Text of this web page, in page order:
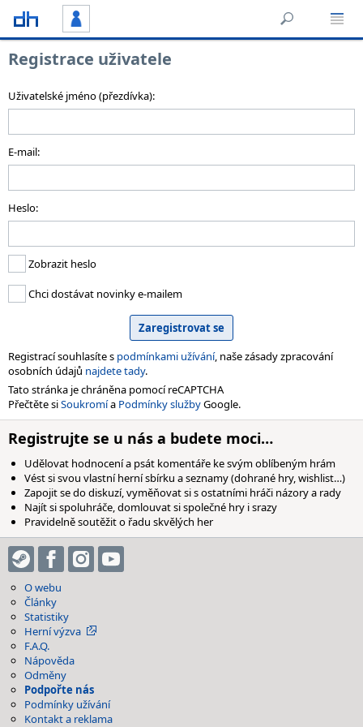
Registrace uživatele
Uživatelské jméno (přezdívka):
E-mail:
Heslo:
Zobrazit heslo
Chci dostávat novinky e-mailem
Registrací souhlasíte s podmínkami užívání, naše zásady zpracování
osobních údajů najdete tady.
Tato stránka je chráněna pomocí reCAPTCHA
Přečtěte siSoukromía Podmínky službyGoogle.
Registrujte se u nás a budete moci…
Udělovat hodnocení a psát komentáře ke svým oblíbeným hrám
Vést si svou vlastní herní sbírku a seznamy (dohrané hry, wishlist…)
Zapojit se do diskuzí, vyměňovat si s ostatními hráči názory a rady
Najít si spoluhráče, domlouvat si společné hry i srazy
Pravidelně soutěžit o řadu skvělých her
O webu
Články
Statistiky
Herní výzva
F.A.Q.
Nápověda
Odměny
Podpořte nás
Podmínky užívání
Kontakt a reklama